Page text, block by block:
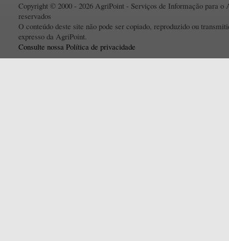
Copyright © 2000 - 2026 AgriPoint - Serviços de Informação para o
reservados
O conteúdo deste site não pode ser copiado, reproduzido ou
expresso da AgriPoint.
Consulte nossa Política de privacidade